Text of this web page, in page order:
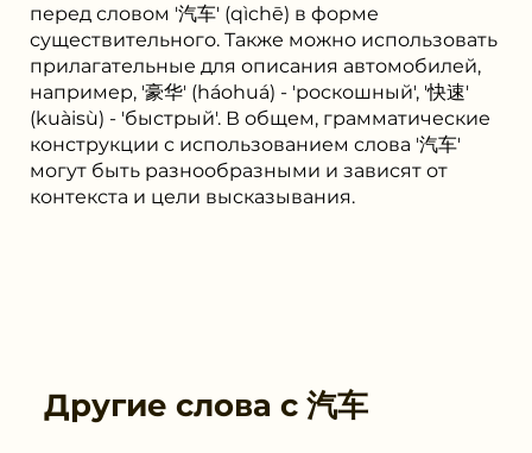
перед словом '汽车' (qìchē) в форме
существительного. Также можно использовать
прилагательные для описания автомобилей,
например, '豪华' (háohuá) - 'роскошный', '快速'
(kuàisù) - 'быстрый'. В общем, грамматические
конструкции с использованием слова '汽车'
могут быть разнообразными и зависят от
контекста и цели высказывания.
Другие слова с 汽车